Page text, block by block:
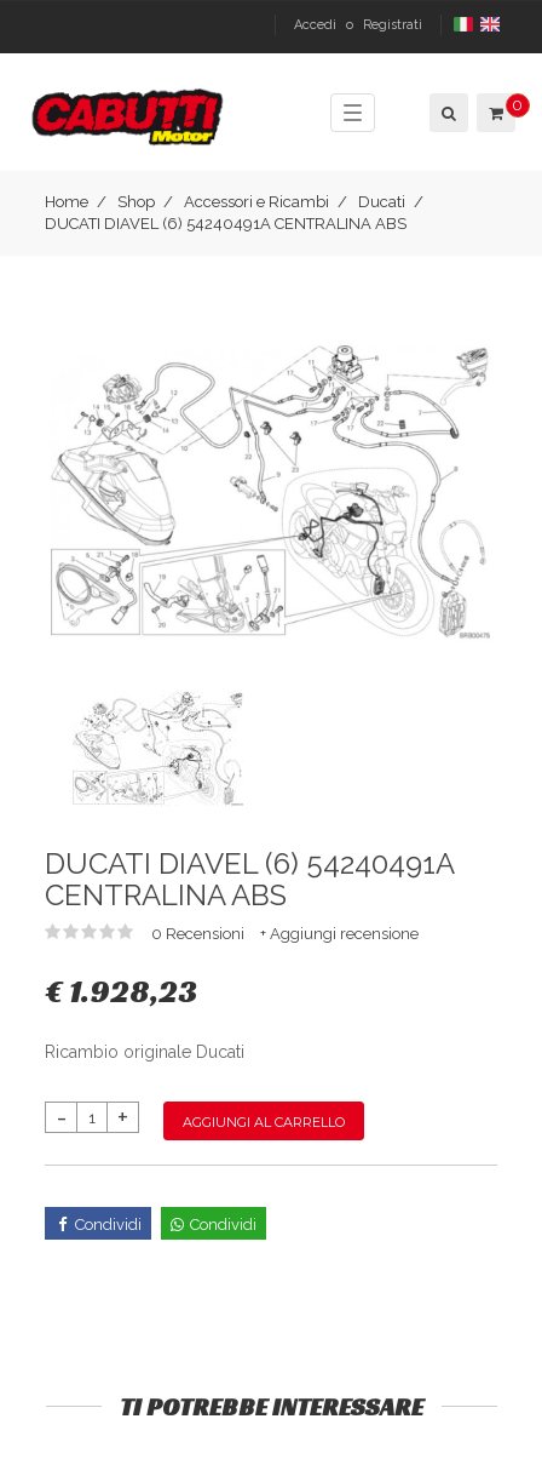
Accedi o Registrati
Toggle
navigation
0
Home Shop Accessori e Ricambi
Ducati
DUCATI DIAVEL (6) 54240491A CENTRALINA ABS
DUCATI DIAVEL (6) 54240491A
CENTRALINA ABS
0 Recensioni + Aggiungi recensione
€ 1.928,23
Ricambio originale Ducati
AGGIUNGI AL CARRELLO
Condividi Condividi
TI POTREBBE INTERESSARE